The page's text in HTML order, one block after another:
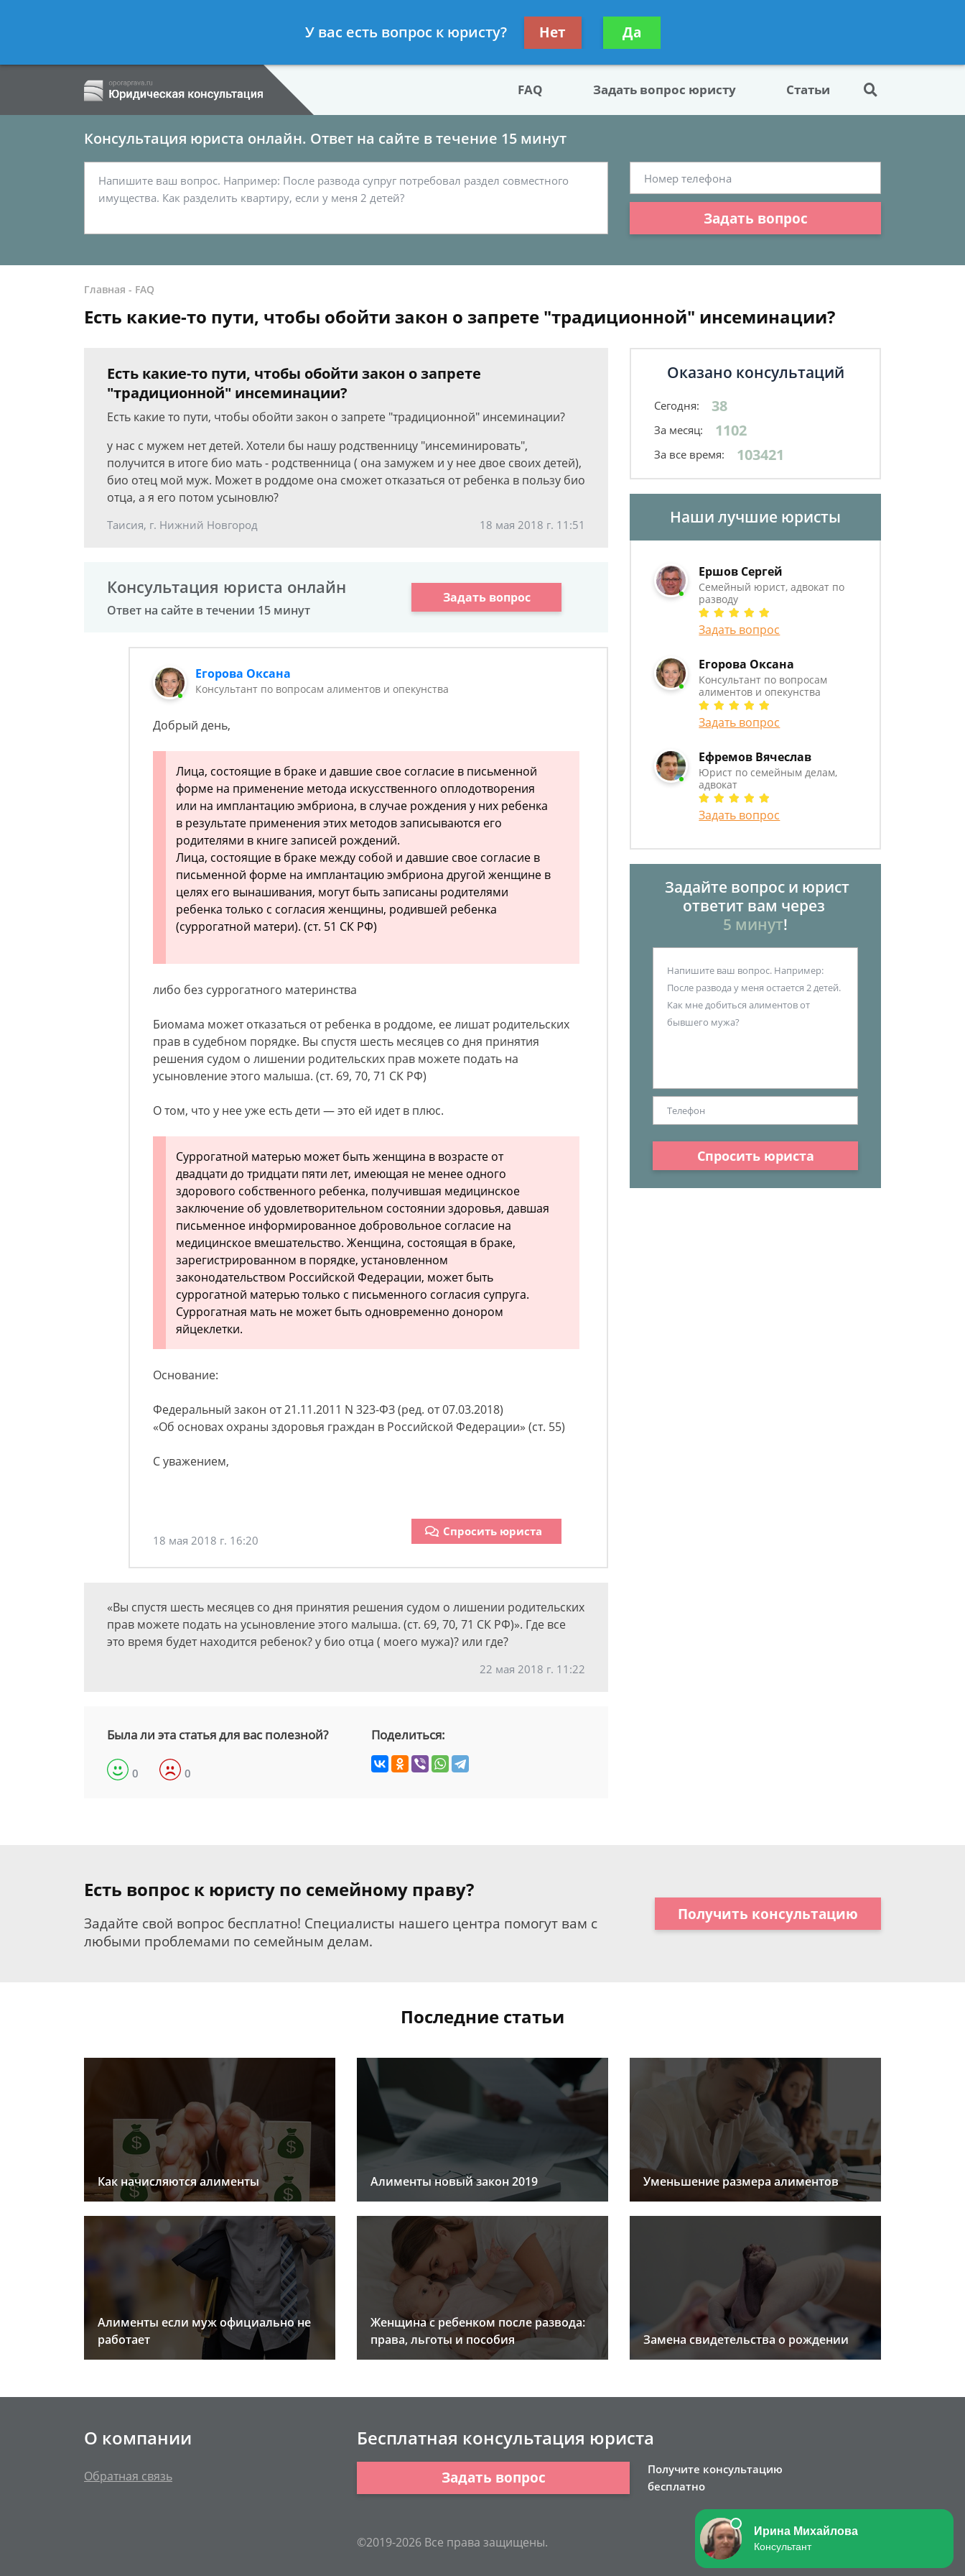
- Семейный юрист, адвокат по разводу
Получите консультацию
бесплатно
FAQ Задать вопрос юристу Статьи
Консультация юриста онлайн. Ответ на сайте в течение 15 минут
Задать вопрос
Главная - FAQ
Есть какие-то пути, чтобы обойти закон о запрете "традиционной" инсеминации?
Есть какие-то пути, чтобы обойти закон о запрете
"традиционной" инсеминации?
Есть какие то пути, чтобы обойти закон о запрете "традиционной" инсеминации?
у нас с мужем нет детей. Хотели бы нашу родственницу "инсеминировать",
получится в итоге био мать - родственница ( она замужем и у нее двое своих детей),
био отец мой муж. Может в роддоме она сможет отказаться от ребенка в пользу био
отца, а я его потом усыновлю?
Таисия, г. Нижний Новгород 18 мая 2018 г. 11:51
Консультация юриста онлайн
Ответ на сайте в течении 15 минут
Задать вопрос
Егорова Оксана
Консультант по вопросам алиментов и опекунства
Добрый день,
Лица, состоящие в браке и давшие свое согласие в письменной
форме на применение метода искусственного оплодотворения
или на имплантацию эмбриона, в случае рождения у них ребенка
в результате применения этих методов записываются его
родителями в книге записей рождений.
Лица, состоящие в браке между собой и давшие свое согласие в
письменной форме на имплантацию эмбриона другой женщине в
целях его вынашивания, могут быть записаны родителями
ребенка только с согласия женщины, родившей ребенка
(суррогатной матери). (ст. 51 СК РФ)
либо без суррогатного материнства
Биомама может отказаться от ребенка в роддоме, ее лишат родительских
прав в судебном порядке. Вы спустя шесть месяцев со дня принятия
решения судом о лишении родительских прав можете подать на
усыновление этого малыша. (ст. 69, 70, 71 СК РФ)
О том, что у нее уже есть дети — это ей идет в плюс.
Суррогатной матерью может быть женщина в возрасте от
двадцати до тридцати пяти лет, имеющая не менее одного
здорового собственного ребенка, получившая медицинское
заключение об удовлетворительном состоянии здоровья, давшая
письменное информированное добровольное согласие на
медицинское вмешательство. Женщина, состоящая в браке,
зарегистрированном в порядке, установленном
законодательством Российской Федерации, может быть
суррогатной матерью только с письменного согласия супруга.
Суррогатная мать не может быть одновременно донором
яйцеклетки.
Основание:
Федеральный закон от 21.11.2011 N 323-ФЗ (ред. от 07.03.2018)
«Об основах охраны здоровья граждан в Российской Федерации» (ст. 55)
С уважением,
18 мая 2018 г. 16:20
Спросить юриста
«Вы спустя шесть месяцев со дня принятия решения судом о лишении родительских
прав можете подать на усыновление этого малыша. (ст. 69, 70, 71 СК РФ)». Где все
это время будет находится ребенок? у био отца ( моего мужа)? или где?
22 мая 2018 г. 11:22
Была ли эта статья для вас полезной?
0 0
Поделиться:
Оказано консультаций
Сегодня: 38
За месяц: 1102
За все время: 103421
Наши лучшие юристы
Ершов Сергей
Семейный юрист, адвокат по
разводу
Задать вопрос
Егорова Оксана
Консультант по вопросам
алиментов и опекунства
Задать вопрос
Ефремов Вячеслав
Юрист по семейным делам,
адвокат
Задать вопрос
Задайте вопрос и юрист
ответит вам через
5 минут!
Спросить юриста
Есть вопрос к юристу по семейному праву?
Задайте свой вопрос бесплатно! Специалисты нашего центра помогут вам с
любыми проблемами по семейным делам.
Получить консультацию
Последние статьи
Как начисляются алименты Алименты новый закон 2019 Уменьшение размера алиментов
Алименты если муж официально не
работает
Женщина с ребенком после развода:
права, льготы и пособия
Замена свидетельства о рождении
О компании
Обратная связь
Бесплатная консультация юриста
Задать вопрос
Получите консультацию
бесплатно
©2019-2026 Все права защищены.
У вас есть вопрос к юристу? Нет Да